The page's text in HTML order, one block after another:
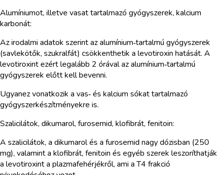
Alumíniumot, illetve vasat tartalmazó gyógyszerek, kalcium
karbonát:
Az irodalmi adatok szerint az alumínium‑tartalmú gyógyszerek
(savlekötők, szukralfát) csökkenthetik a levotiroxin hatását. A
levotiroxint ezért legalább 2 órával az alumínium‑tartalmú
gyógyszerek előtt kell bevenni.
Ugyanez vonatkozik a vas‑ és kalcium sókat tartalmazó
gyógyszerkészítményekre is.
Szalicilátok, dikumarol, furosemid, klofibrát, fenitoin:
A szalicilátok, a dikumarol és a furosemid nagy dózisban (250
mg), valamint a klofibrát, fenitoin és egyéb szerek leszoríthatják
a levotiroxint a plazmafehérjékről, ami a T4 frakció